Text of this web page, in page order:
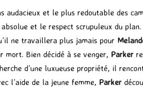
audacieux et le plus redoutable des
et le respect scrupuleux du
ne travaillera plus jamais pour
mort. Bien décidé à se venger, Parker
d’une luxueuse propriété, il
l’aide de la jeune femme, Parker